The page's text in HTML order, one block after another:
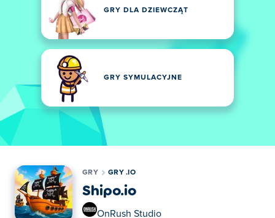
GRY DLA DZIEWCZĄT
GRY SYMULACYJNE
GRY GRY .IO
Shipo.io
OnRush Studio